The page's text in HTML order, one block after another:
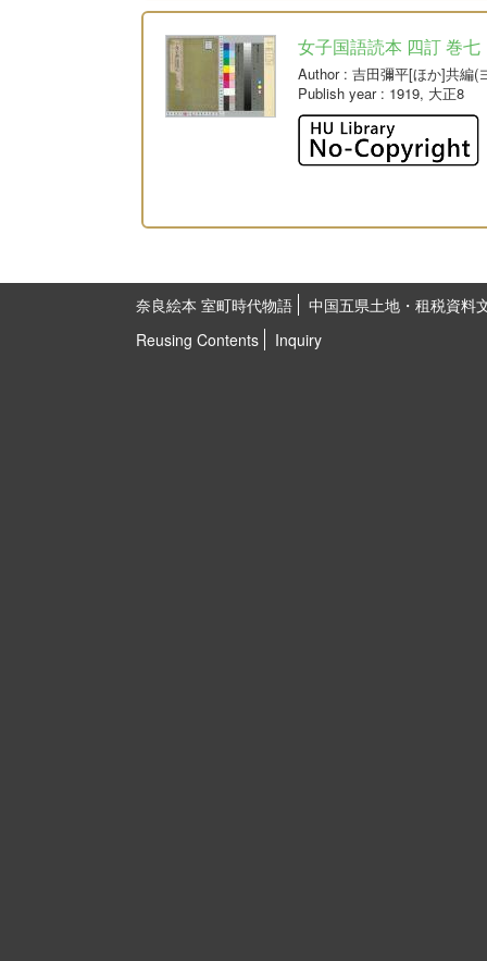
女子国語読本 四訂 巻七
Author: 吉田彌平[ほか]共編
Publish year: 1919, 大正8
奈良絵本 室町時代物語
中国五県土地・租税資料
Reusing Contents
Inquiry